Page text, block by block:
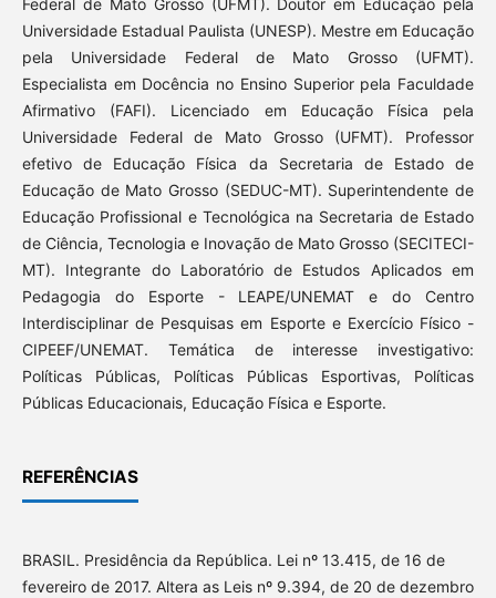
Universidade Estadual Paulista (UNESP). Mestre em Educação
pela Universidade Federal de Mato Grosso (UFMT).
Especialista em Docência no Ensino Superior pela Faculdade
Afirmativo (FAFI). Licenciado em Educação Física pela
Universidade Federal de Mato Grosso (UFMT). Professor
efetivo de Educação Física da Secretaria de Estado de
Educação de Mato Grosso (SEDUC-MT). Superintendente de
Educação Profissional e Tecnológica na Secretaria de Estado
de Ciência, Tecnologia e Inovação de Mato Grosso (SECITECI-
MT). Integrante do Laboratório de Estudos Aplicados em
Pedagogia do Esporte - LEAPE/UNEMAT e do Centro
Interdisciplinar de Pesquisas em Esporte e Exercício Físico -
CIPEEF/UNEMAT. Temática de interesse investigativo:
Políticas Públicas, Políticas Públicas Esportivas, Políticas
Públicas Educacionais, Educação Física e Esporte.
REFERÊNCIAS
BRASIL. Presidência da República. Lei nº 13.415, de 16 de
fevereiro de 2017. Altera as Leis nº 9.394, de 20 de dezembro